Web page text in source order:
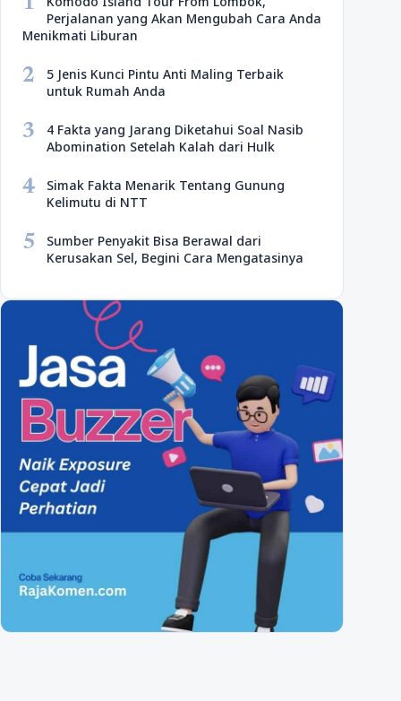
Perjalanan yang Akan Mengubah Cara Anda
Menikmati Liburan
2
5 Jenis Kunci Pintu Anti Maling Terbaik
untuk Rumah Anda
3
4 Fakta yang Jarang Diketahui Soal Nasib
Abomination Setelah Kalah dari Hulk
4
Simak Fakta Menarik Tentang Gunung
Kelimutu di NTT
5
Sumber Penyakit Bisa Berawal dari
Kerusakan Sel, Begini Cara Mengatasinya